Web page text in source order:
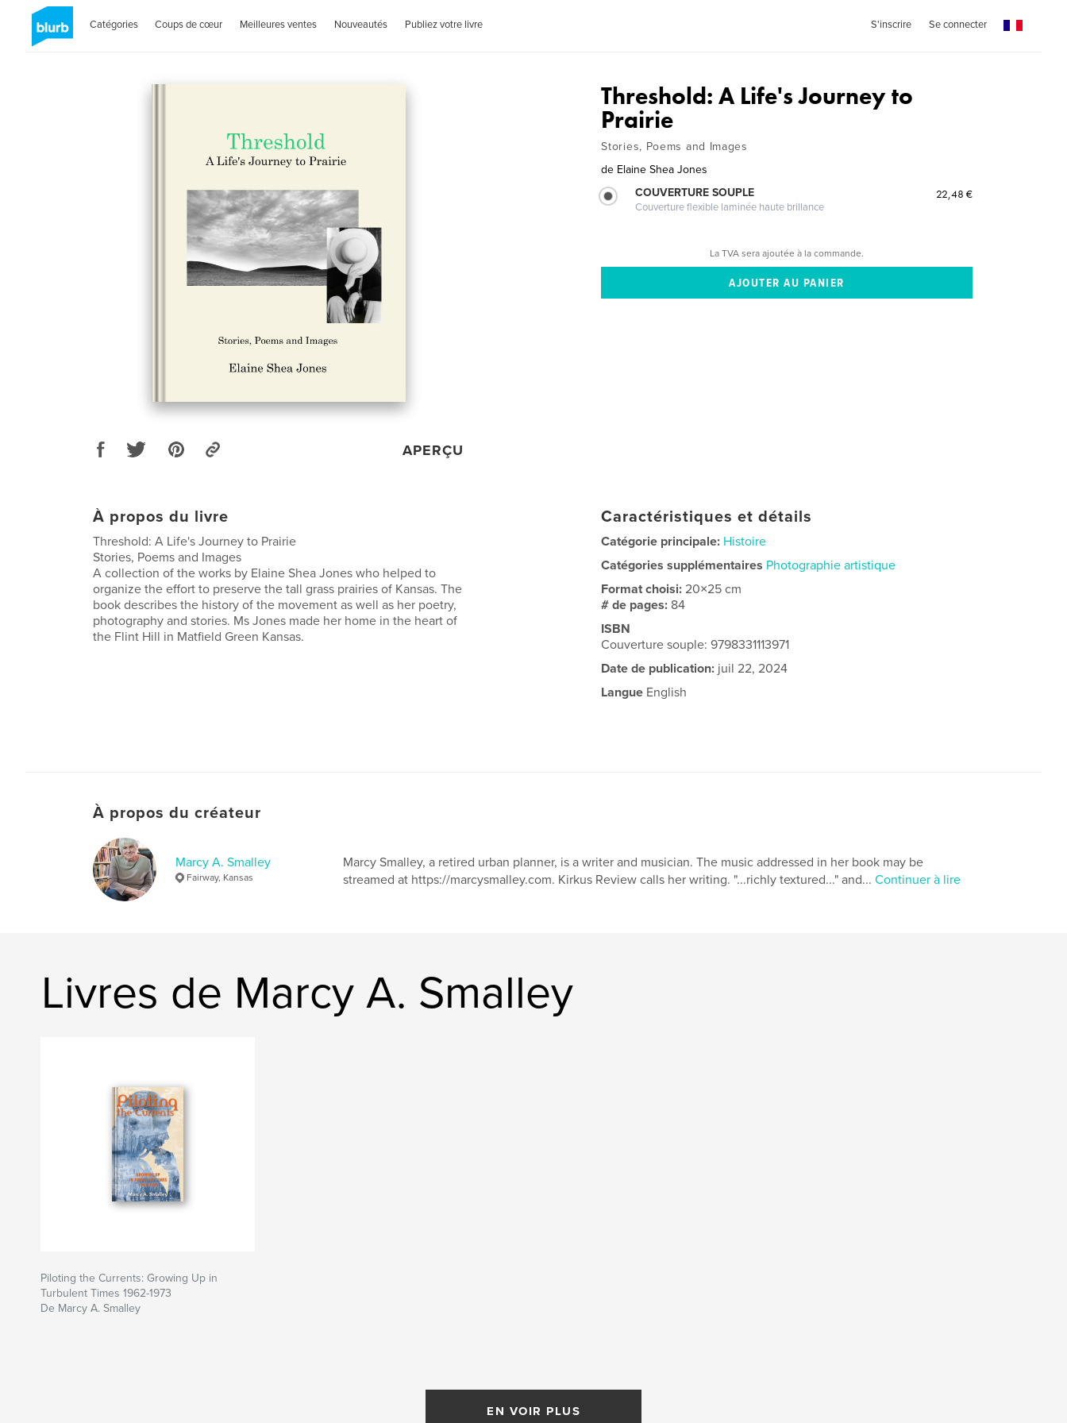
Catégories Coups de cœur Meilleures ventes Nouveautés Publiez votre livre S'inscrire Se connecter
APERÇU
Threshold: A Life's Journey to
Prairie
Stories, Poems and Images
de Elaine Shea Jones
COUVERTURE SOUPLE
Couverture flexible laminée haute brillance
22,48 €
La TVA sera ajoutée à la commande.
À propos du livre
Threshold: A Life's Journey to Prairie
Stories, Poems and Images
A collection of the works by Elaine Shea Jones who helped to
organize the effort to preserve the tall grass prairies of Kansas. The
book describes the history of the movement as well as her poetry,
photography and stories. Ms Jones made her home in the heart of
the Flint Hill in Matfield Green Kansas.
Caractéristiques et détails
Catégorie principale: Histoire
Catégories supplémentaires Photographie artistique
Format choisi:20×25 cm
# de pages: 84
ISBN
Couverture souple: 9798331113971
Date de publication: juil 22, 2024
Langue English
À propos du créateur
Marcy A. Smalley
Fairway, Kansas
Marcy Smalley, a retired urban planner, is a writer and musician. The music addressed in her book may be
streamed at https://marcysmalley.com. Kirkus Review calls her writing. "...richly textured..." and... Continuer à lire
Livres de Marcy A. Smalley
Piloting the Currents: Growing Up in
Turbulent Times 1962-1973
De Marcy A. Smalley
EN VOIR PLUS